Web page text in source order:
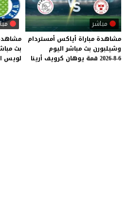
مباشر
مشاهدة مباراة أياكس أمستردام
وشيلبورن بث مباشر اليوم
6-8-2026
قمة يوهان كرويف أرينا
بث
لويس